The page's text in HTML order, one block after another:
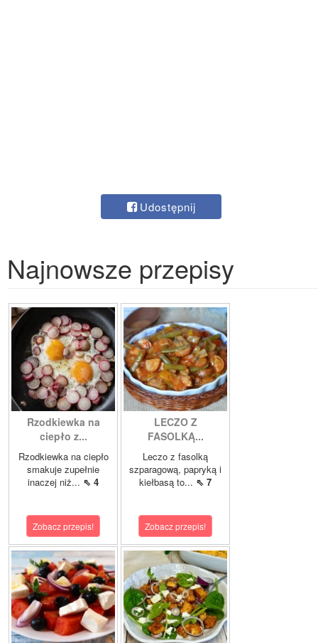
Udostępnij
Najnowsze przepisy
Rzodkiewka na
ciepło z...
Rzodkiewka na ciepło
smakuje zupełnie
inaczej niż... ⇖ 4
Zobacz przepis!
LECZO Z
FASOLKĄ...
Leczo z fasolką
szparagową, papryką i
kiełbasą to... ⇖ 7
Zobacz przepis!